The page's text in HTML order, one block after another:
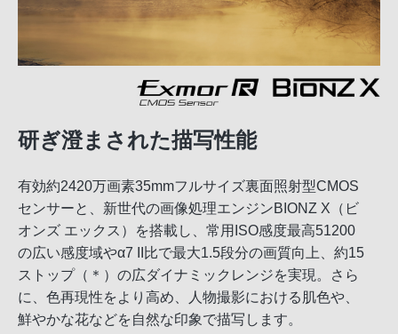
研ぎ澄まされた描写性能
有効約2420万画素35mmフルサイズ裏面照射型CMOS
センサーと、新世代の画像処理エンジンBIONZ X（ビ
オンズ エックス）を搭載し、常用ISO感度最高51200
の広い感度域やα7 II比で最大1.5段分の画質向上、約15
ストップ（＊）の広ダイナミックレンジを実現。さら
に、色再現性をより高め、人物撮影における肌色や、
鮮やかな花などを自然な印象で描写します。